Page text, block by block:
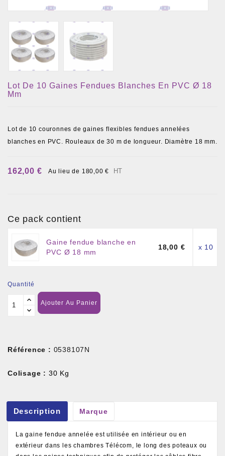
Lot De 10 Gaines Fendues Blanches En PVC Ø 18
Mm
Lot de 10 couronnes de gaines flexibles fendues annelées
blanches en PVC. Rouleaux de 30 m de longueur. Diamètre 18 mm.
162,00 € Au lieu de 180,00 € HT
Ce pack contient
Gaine fendue blanche en
PVC Ø 18 mm
18,00 € x 10
Quantité
Ajouter Au Panier
Référence : 0538107N
Colisage : 30 Kg
Description Marque
La gaine fendue annelée est utilisée en intérieur ou en
extérieur dans les chambres Télécom, le long des poteaux ou